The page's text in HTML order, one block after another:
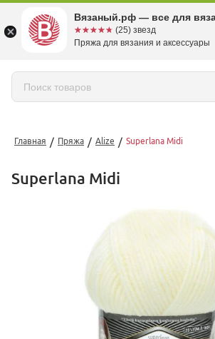
Главная / Пряжа / Alize / Superlana Midi
Superlana Midi
Вязаный.рф — все для
☆☆☆☆☆
★★★★★ (25) звезд
Пряжа для вязания и аксессуары